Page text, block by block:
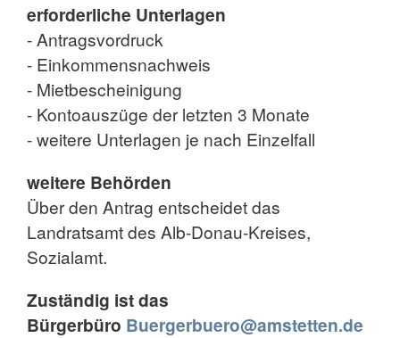
erforderliche Unterlagen
- Antragsvordruck
- Einkommensnachweis
- Mietbescheinigung
- Kontoauszüge der letzten 3 Monate
- weitere Unterlagen je nach Einzelfall
weitere Behörden
Über den Antrag entscheidet das
Landratsamt des Alb-Donau-Kreises,
Sozialamt.
Zuständig ist das
Bürgerbüro Buergerbuero@amstetten.de